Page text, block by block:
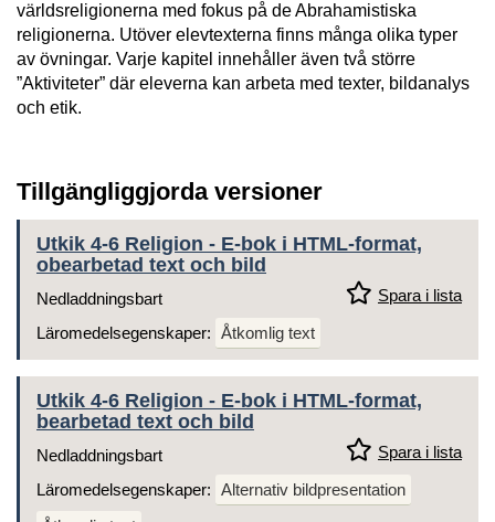
världsreligionerna med fokus på de Abrahamistiska
religionerna. Utöver elevtexterna finns många olika typer
av övningar. Varje kapitel innehåller även två större
”Aktiviteter” där eleverna kan arbeta med texter, bildanalys
och etik.
Tillgängliggjorda versioner
Utkik 4-6 Religion - E-bok i HTML-format,
obearbetad text och bild
Spara i lista
Nedladdningsbart
Läromedelsegenskaper: Åtkomlig text
Utkik 4-6 Religion - E-bok i HTML-format,
bearbetad text och bild
Spara i lista
Nedladdningsbart
Läromedelsegenskaper: Alternativ bildpresentation